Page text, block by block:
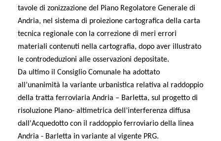
tavole di zonizzazione del Piano Regolatore Generale di
Andria, nel sistema di proiezione cartografica della carta
tecnica regionale con la correzione di meri errori
materiali contenuti nella cartografia, dopo aver illustrato
le controdeduzioni alle osservazioni depositate.
Da ultimo il Consiglio Comunal e ha adottato
all’unanimità la variante urbanistica relativa al raddoppio
della tratta ferroviaria Andria – Barletta, sul progetto di
risoluzione Plano- altimetrica dell’interferenza diffusa
dall'Acquedotto con il raddoppio ferroviario della linea
Andria - Barletta in variante al vigente PRG.